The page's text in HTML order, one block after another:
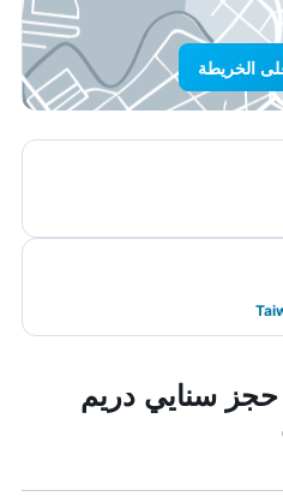
الخريطة
حجز سنايي دريم